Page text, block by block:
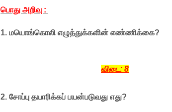
பொது அறிவு :
1. மயொங்கொலி எழுத்துக்களின் எண்ணிக்கை?
விடை: 8
2. சோப்பு தயாரிக்கப் பயன்படுவது எது?